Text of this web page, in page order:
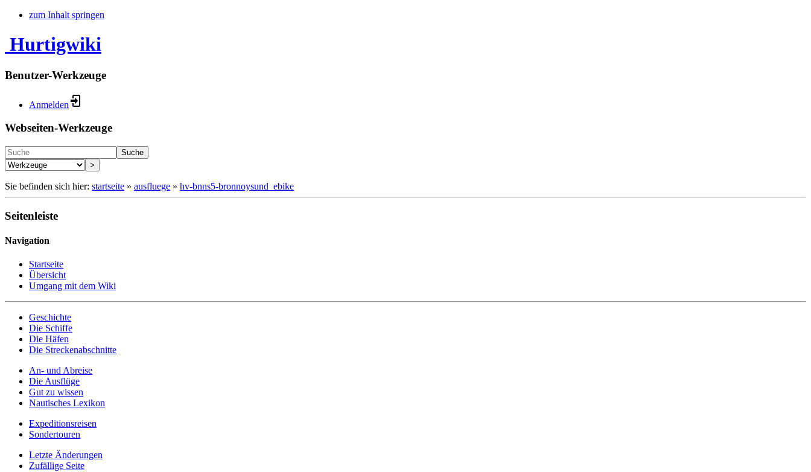
zum Inhalt springen
Hurtigwiki
Benutzer-Werkzeuge
Anmelden
Webseiten-Werkzeuge
Suche
>
Sie befinden sich hier: startseite » ausfluege » hv-bnns5-bronnoysund_ebike
Seitenleiste
Navigation
Startseite
Übersicht
Umgang mit dem Wiki
Geschichte
Die Schiffe
Die Häfen
Die Streckenabschnitte
An- und Abreise
Die Ausflüge
Gut zu wissen
Nautisches Lexikon
Expeditionsreisen
Sondertouren
Letzte Änderungen
Zufällige Seite